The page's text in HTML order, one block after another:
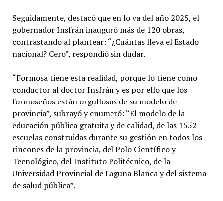
Seguidamente, destacó que en lo va del año 2025, el
gobernador Insfrán inauguró más de 120 obras,
contrastando al plantear: “¿Cuántas lleva el Estado
nacional? Cero”, respondió sin dudar.
“Formosa tiene esta realidad, porque lo tiene como
conductor al doctor Insfrán y es por ello que los
formoseños están orgullosos de su modelo de
provincia”, subrayó y enumeró: “El modelo de la
educación pública gratuita y de calidad, de las 1552
escuelas construidas durante su gestión en todos los
rincones de la provincia, del Polo Científico y
Tecnológico, del Instituto Politécnico, de la
Universidad Provincial de Laguna Blanca y del sistema
de salud pública”.